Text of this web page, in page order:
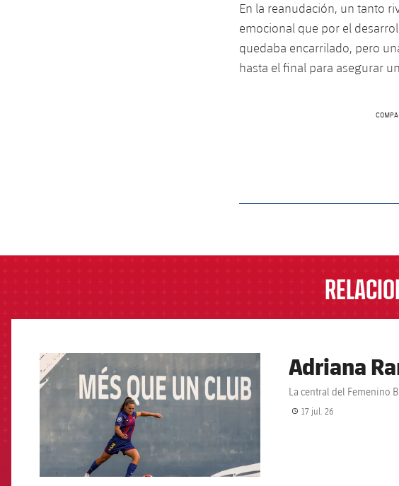
En la reanudación, un tanto
emocional que por el
quedaba encarrilado, pero
hasta el final para asegurar
FCB Barcelona badge Adriana
La central del Femenino
label.share.clock
17 jul. 26